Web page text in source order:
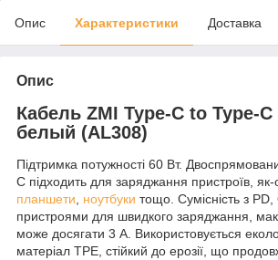
Опис Характеристики Доставка
Опис
Кабель ZMI Type-C to Type-C
белый (AL308)
Підтримка потужності 60 Вт.
C підходить для заряджання пристроїв,
планшети, ноутбуки тощо. Сумісність з
пристроями для швидкого заряджання,
може досягати 3 А. Використовується
матеріал TPE, стійкий до ерозії, що